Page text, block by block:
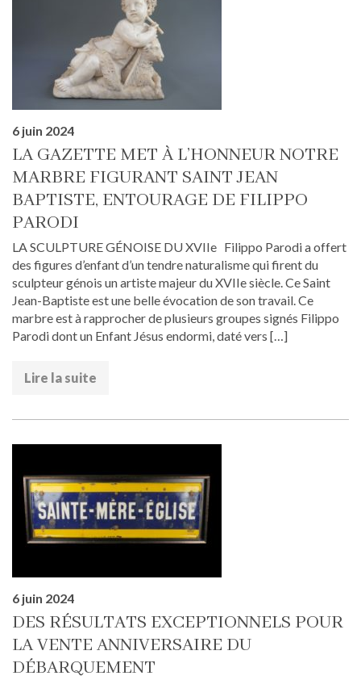
6 juin 2024
LA GAZETTE MET À L’HONNEUR NOTRE
MARBRE FIGURANT SAINT JEAN
BAPTISTE, ENTOURAGE DE FILIPPO
PARODI
LA SCULPTURE GÉNOISE DU XVIIe Filippo Parodi a offert
des figures d’enfant d’un tendre naturalisme qui firent du
sculpteur génois un artiste majeur du XVIIe siècle. Ce Saint
Jean-Baptiste est une belle évocation de son travail. Ce
marbre est à rapprocher de plusieurs groupes signés Filippo
Parodi dont un Enfant Jésus endormi, daté vers […]
Lire la suite
6 juin 2024
DES RÉSULTATS EXCEPTIONNELS POUR
LA VENTE ANNIVERSAIRE DU
DÉBARQUEMENT